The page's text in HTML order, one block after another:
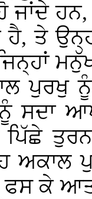
ਹਨ,
ਹੈ, ਤੇ
ਪੁਰਖੁ
ਸਦਾ
ਅਕਾਲ
ਕੇ